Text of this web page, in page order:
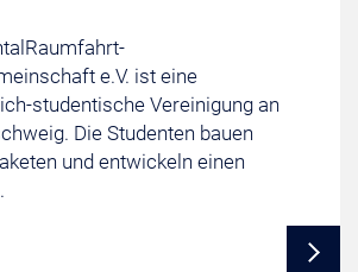
e.V. ist eine
studentische Vereinigung an
Die Studenten bauen
und entwickeln einen